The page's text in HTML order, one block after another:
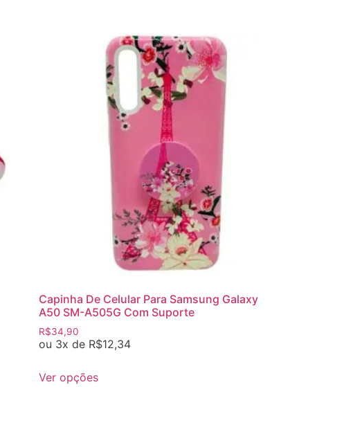
Capinha De Celular Para Samsung Galaxy
A50 SM-A505G Com Suporte
R$34,90
ou 3x de R$12,34
Ver opções